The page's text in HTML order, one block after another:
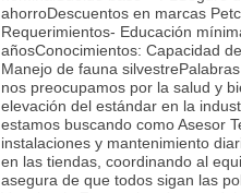
ahorroDescuentos en marcas
Requerimientos- Educación
añosConocimientos: Capacidad
Manejo de fauna
nos preocupamos por la salud y
elevación del estándar en la
estamos buscando como Asesor
instalaciones y mantenimiento
en las tiendas, coordinando al
asegura de que todos sigan las